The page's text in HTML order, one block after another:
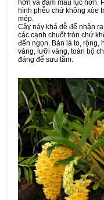
hơn và đậm màu lục hơn.
hình phễu chứ không xòe
mép.
Cây này khá dễ để nhận
các cạnh chuốt tròn chứ
đến ngọn. Bản lá to, rộng,
vàng, lưỡi vàng, toàn bộ
đáng để sưu tầm.